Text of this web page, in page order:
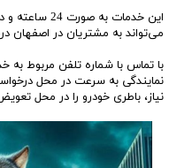
این خدمات به
می‌تواند به مشتریان در اصفهان
با تماس با شماره تلفن مربوط به
نمایندگی به سرعت در محل
نیاز، باطری خودرو را در محل